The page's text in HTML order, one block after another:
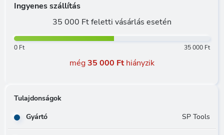
Ingyenes szállítás
35 000 Ft feletti vásárlás esetén
0 Ft 35 000 Ft
még35 000 Fthiányzik
Tulajdonságok
Gyártó
SP Tools